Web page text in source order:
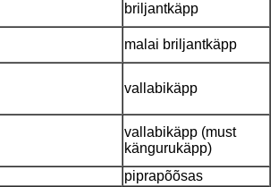
briljantkäpp
malai briljantkäpp
vallabikäpp
vallabikäpp (must
kängurukäpp)
piprapõõsas